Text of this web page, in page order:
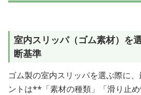
室内スリッパ（ゴム素材）を
断基準
ゴム製の室内スリッパを選ぶ際に
ントは**「素材の種類」「滑り止